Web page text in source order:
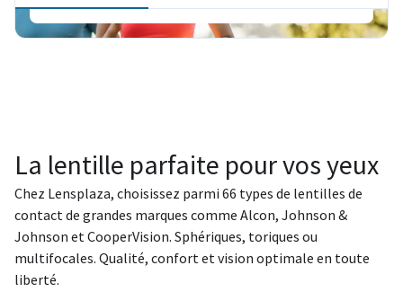
La lentille parfaite pour vos yeux
Chez Lensplaza, choisissez parmi 66 types de lentilles de
contact de grandes marques comme Alcon, Johnson &
Johnson et CooperVision. Sphériques, toriques ou
multifocales. Qualité, confort et vision optimale en toute
liberté.